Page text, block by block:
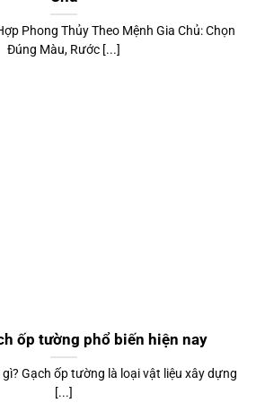
Phong Thủy Theo Mệnh Gia Chủ: Chọn
Đúng Màu, Rước [...]
ốp tường phổ biến hiện nay
Gạch ốp tường là loại vật liệu xây dựng
[...]